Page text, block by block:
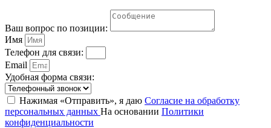
Ваш вопрос по позиции:
Имя
Телефон для связи:
Email
Удобная форма связи:
Нажимая «Отправить», я даю Согласие на обработку
персональных данных На основании Политики
конфиденциальности